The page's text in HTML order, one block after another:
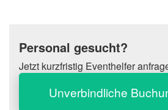
Personal gesucht?
Jetzt kurzfristig Eventhelfer
Unverbindliche